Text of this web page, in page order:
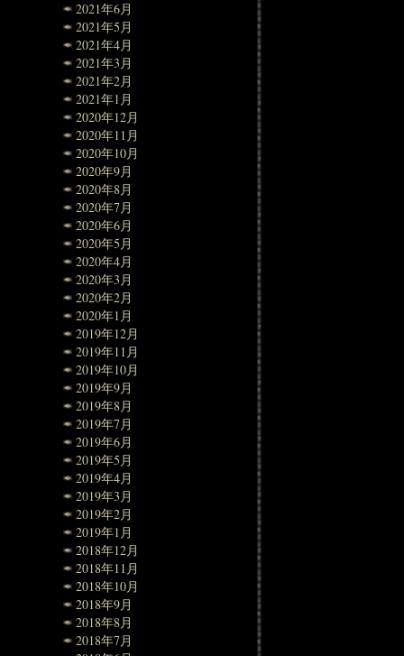
2021年6月
2021年5月
2021年4月
2021年3月
2021年2月
2021年1月
2020年12月
2020年11月
2020年10月
2020年9月
2020年8月
2020年7月
2020年6月
2020年5月
2020年4月
2020年3月
2020年2月
2020年1月
2019年12月
2019年11月
2019年10月
2019年9月
2019年8月
2019年7月
2019年6月
2019年5月
2019年4月
2019年3月
2019年2月
2019年1月
2018年12月
2018年11月
2018年10月
2018年9月
2018年8月
2018年7月